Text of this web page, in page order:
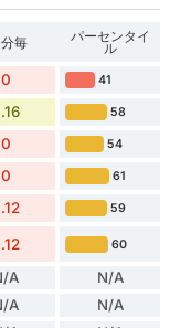
毎 パーセンタイ
ル
0 41
58
0 54
0 61
59
60
A N/A
A N/A